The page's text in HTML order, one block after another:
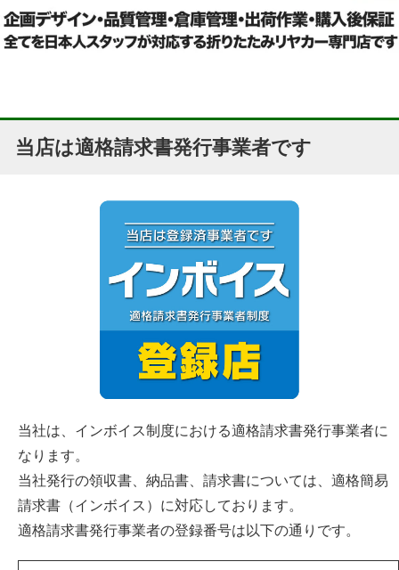
当店は適格請求書発行事業者です
当社は、インボイス制度における適格請求書発行事業者に
なります。
当社発行の領収書、納品書、請求書については、適格簡易
請求書（インボイス）に対応しております。
適格請求書発行事業者の登録番号は以下の通りです。